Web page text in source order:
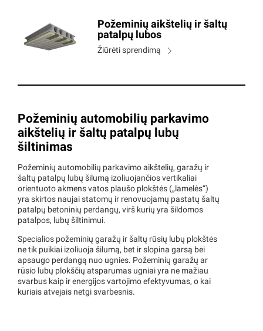
Požeminių aikštelių ir šaltų
patalpų lubos
Žiūrėti sprendimą
Požeminių automobilių parkavimo
aikštelių ir šaltų patalpų lubų
šiltinimas
Požeminių automobilių parkavimo aikštelių, garažų ir
šaltų patalpų lubų šilumą izoliuojančios vertikaliai
orientuoto akmens vatos plaušo plokštės („lamelės“)
yra skirtos naujai statomų ir renovuojamų pastatų šaltų
patalpų betoninių perdangų, virš kurių yra šildomos
patalpos, lubų šiltinimui.
Specialios požeminių garažų ir šaltų rūsių lubų plokštės
ne tik puikiai izoliuoja šilumą, bet ir slopina garsą bei
apsaugo perdangą nuo ugnies. Požeminių garažų ar
rūsio lubų plokščių atsparumas ugniai yra ne mažiau
svarbus kaip ir energijos vartojimo efektyvumas, o kai
kuriais atvejais netgi svarbesnis.